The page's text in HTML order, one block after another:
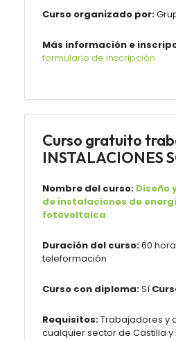
Curso organizado por:
Más información e
formulario de inscripción
Curso gratuito
INSTALACIONES
Nombre del curso: Diseño
de instalaciones de
fotovoltaica
Duración del curso:60
teleformación
Curso con diploma:Sí
Requisitos:Trabajadores y
cualquier sector de Castilla y